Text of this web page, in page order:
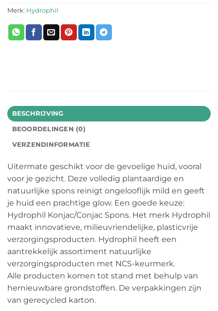
Merk: Hydrophil
BESCHRIJVING
BEOORDELINGEN (0)
VERZENDINFORMATIE
Uitermate geschikt voor de gevoelige huid, vooral
voor je gezicht. Deze volledig plantaardige en
natuurlijke spons reinigt ongelooflijk mild en geeft
je huid een prachtige glow. Een goede keuze:
Hydrophil Konjac/Conjac Spons. Het merk Hydrophil
maakt innovatieve, milieuvriendelijke, plasticvrije
verzorgingsproducten. Hydrophil heeft een
aantrekkelijk assortiment natuurlijke
verzorgingsproducten met NCS-keurmerk.
Alle producten komen tot stand met behulp van
hernieuwbare grondstoffen. De verpakkingen zijn
van gerecycled karton.